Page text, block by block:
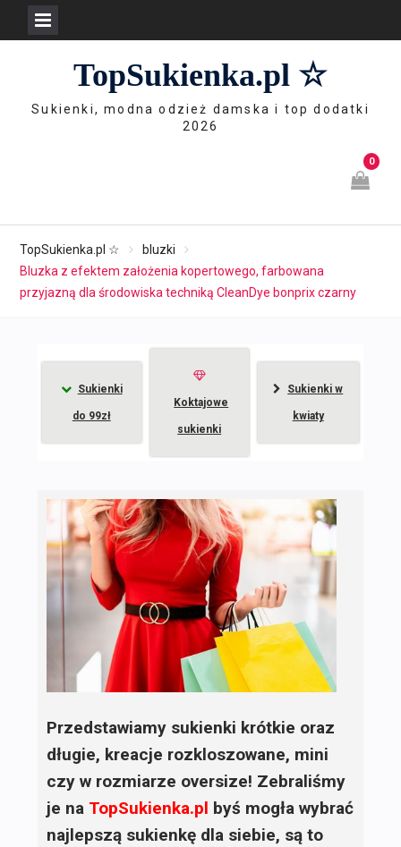
TopSukienka.pl ☆
Sukienki, modna odzież damska i top dodatki
2026
0
TopSukienka.pl ☆
bluzki
Bluzka z efektem założenia kopertowego, farbowana
przyjazną dla środowiska techniką CleanDye bonprix czarny
Sukienki
do 99zł
Koktajowe
sukienki
Sukienki w
kwiaty
Przedstawiamy sukienki krótkie oraz
długie, kreacje rozkloszowane, mini
czy w rozmiarze oversize! Zebraliśmy
je na TopSukienka.pl byś mogła wybrać
najlepszą sukienkę dla siebie, są to